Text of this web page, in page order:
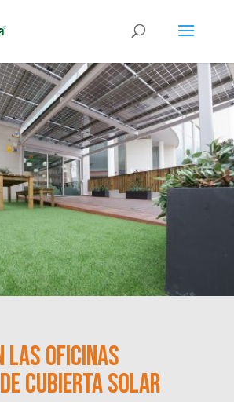
las oficinas
Cubierta Solar